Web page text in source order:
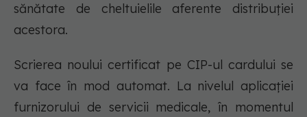
sănătate de cheltuielile aferente distribuției
acestora.
Scrierea noului certificat pe CIP-ul cardului se
va face în mod automat. La nivelul aplicației
furnizorului de servicii medicale, în momentul